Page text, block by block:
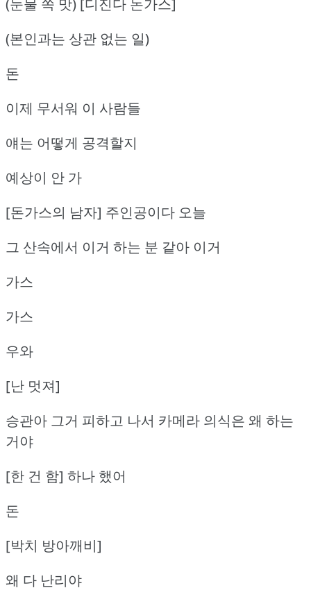
(눈물 쏙 맛) [디진다 돈가스]
(본인과는 상관 없는 일)
돈
이제 무서워 이 사람들
얘는 어떻게 공격할지
예상이 안 가
[돈가스의 남자] 주인공이다 오늘
그 산속에서 이거 하는 분 같아 이거
가스
가스
우와
[난 멋져]
승관아 그거 피하고 나서 카메라 의식은 왜 하는
거야
[한 건 함] 하나 했어
돈
[박치 방아깨비]
왜 다 난리야